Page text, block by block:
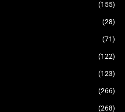
(155)
(28)
(71)
(122)
(123)
(266)
(268)